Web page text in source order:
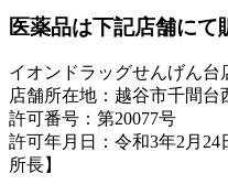
医薬品は下記店舗にて
イオンドラッグせんげん台
店舗所在地：越谷市千間台
許可番号：第20077号
許可年月日：令和3年2月
所長】